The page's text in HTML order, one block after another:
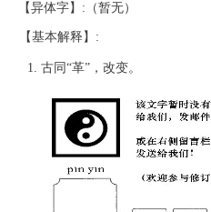
【异体字】:（暂无）
【基本解释】:
古同“革”，改变。